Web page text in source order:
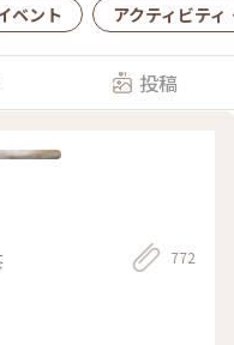
ベント アクティビティ
投稿
772